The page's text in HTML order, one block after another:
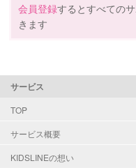
レッスン
定期予約
お子様の撮影
（定期特典）
資格
会員登録するとすべての
きます
サービス
TOP
サービス概要
KIDSLINEの想い